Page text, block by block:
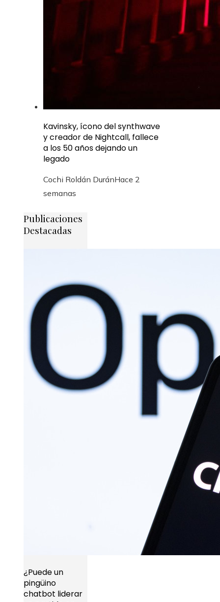
Kavinsky, ícono del synthwave
y creador de Nightcall, fallece
a los 50 años dejando un
legado
Cochi Roldán DuránHace 2
semanas
Publicaciones
Destacadas
¿Puede un
pingüino
chatbot liderar